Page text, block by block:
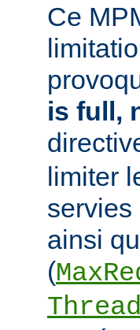
Ce
is full,
limiter
servies
ainsi
(